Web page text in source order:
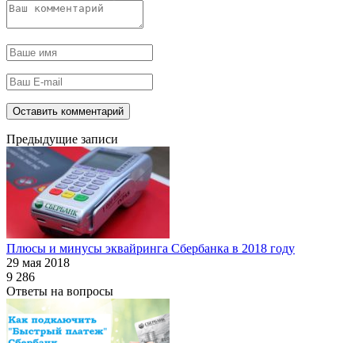
Предыдущие записи
Плюсы и минусы эквайринга Сбербанка в 2018 году
29 мая 2018
9 286
Ответы на вопросы